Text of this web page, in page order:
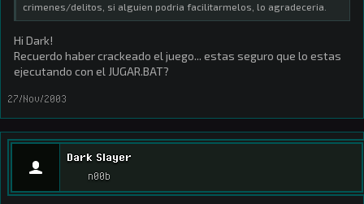
crimenes/delitos, si alguien podria facilitarmelos, lo agradeceria.
Hi Dark!
Recuerdo haber crackeado el juego... estas seguro que lo estas
ejecutando con el JUGAR.BAT?
27/Nov/2003
Dark Slayer
n00b